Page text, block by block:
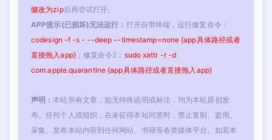
缀改为zip后再尝试打开。
APP提示(已损坏)无法运行： 打开自带终端，运行修复命令：
codesign -f -s - --deep --timestamp=none {app具体路径或者
直接拖入app}；修复命令2： sudo xattr -r -d
com.apple.quarantine {app具体路径或者直接拖入app}
声明：本站所有文章，如无特殊说明或标注，均为本站原创发
布。任何个人或组织，在未征得本站同意时，禁止复制、盗用、
采集、发布本站内容到任何网站、书籍等各类媒体平台。如若本